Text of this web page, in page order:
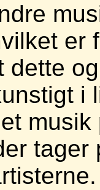
er
dette
i
tager